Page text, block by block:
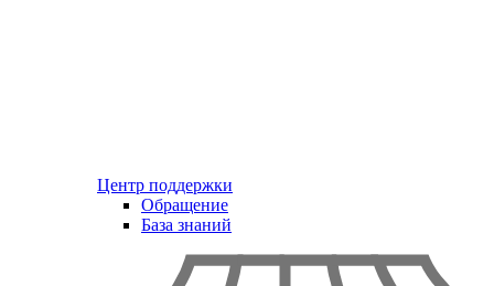
Центр поддержки
Обращение
База знаний